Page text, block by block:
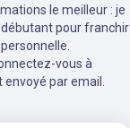
le meilleur : je
pour franchir
vous à
par email.